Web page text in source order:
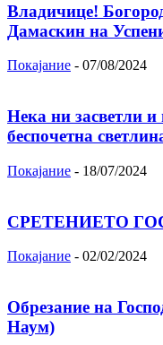
Владичице!
Дамаскин на
Покајание - 07/08/2024
Нека ни засветли
беспочетна
Покајание - 18/07/2024
СРЕТЕНИЕТО
Покајание - 02/02/2024
Oбрезание на
Наум)